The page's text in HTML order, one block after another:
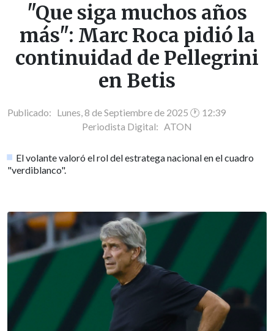
"Que siga muchos años
más": Marc Roca pidió la
continuidad de Pellegrini
en Betis
Publicado: Lunes, 8 de Septiembre de 2025 🕐 12:39
Periodista Digital: ATON
El volante valoró el rol del estratega nacional en el cuadro
"verdiblanco".